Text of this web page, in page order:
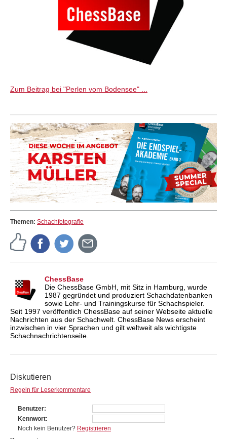
Zum Beitrag bei "Perlen vom Bodensee" ...
Themen: Schachfotografie
ChessBase
Die ChessBase GmbH, mit Sitz in Hamburg, wurde
1987 gegründet und produziert Schachdatenbanken
sowie Lehr- und Trainingskurse für Schachspieler.
Seit 1997 veröffentlich ChessBase auf seiner Webseite aktuelle
Nachrichten aus der Schachwelt. ChessBase News erscheint
inzwischen in vier Sprachen und gilt weltweit als wichtigste
Schachnachrichtenseite.
Diskutieren
Regeln für Leserkommentare
Benutzer
Kennwort
Noch kein Benutzer? Registrieren